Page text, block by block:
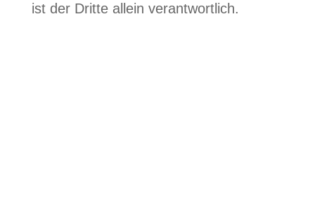
ist der Dritte allein verantwortlich.